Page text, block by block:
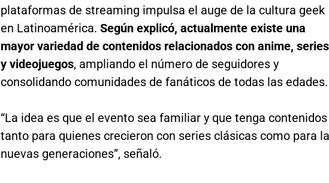
plataformas de streaming impulsa el auge de la cultura geek
en Latinoamérica. Según explicó, actualmente existe una
mayor variedad de contenidos relacionados con anime, series
y videojuegos, ampliando el número de seguidores y
consolidando comunidades de fanáticos de todas las edades.
“La idea es que el evento sea familiar y que tenga contenidos
tanto para quienes crecieron con series clásicas como para
nuevas generaciones”, señaló.